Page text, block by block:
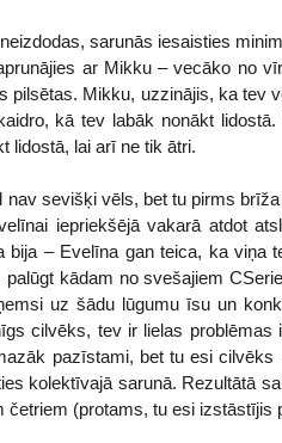
sarunās iesaisties
ar Mikku – vecāko no
pilsētas. Mikku, uzzinājis, ka tev
kā tev labāk nonākt
lidostā, lai arī ne tik ātri.
nav sevišķi vēls, bet tu pirms
iepriekšējā vakarā atdot
bija – Evelīna gan teica, ka viņa
kādam no svešajiem
uz šādu lūgumu īsu un
cilvēks, tev ir lielas
pazīstami, bet tu esi
kolektīvajā sarunā. Rezultātā
četriem (protams, tu esi izstāstījis